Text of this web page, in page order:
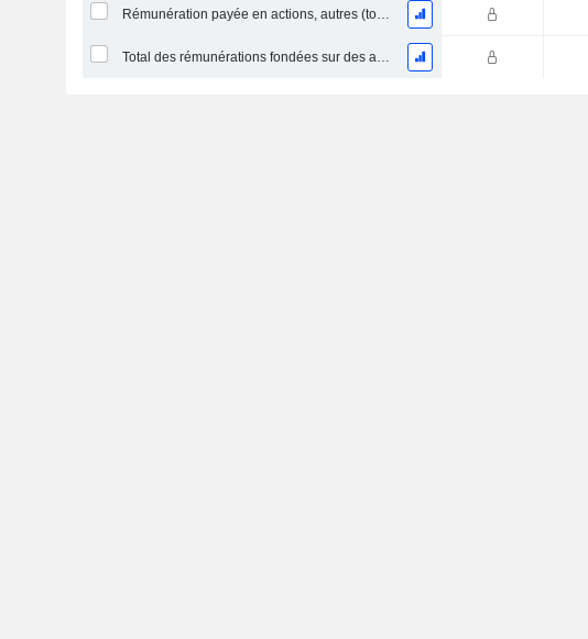
Rémunération payée en actions, autres (total)
Total des rémunérations fondées sur des actions